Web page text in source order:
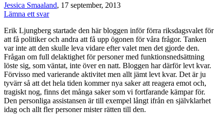
Jessica Smaaland, 17 september, 2013
Lämna ett svar
Erik Ljungberg startade den här bloggen inför förra riksdagsvalet för
att få politiker och andra att få upp ögonen för våra frågor. Tanken
var inte att den skulle leva vidare efter valet men det gjorde den.
Frågan om full delaktighet för personer med funktionsnedsättning
löste sig, som väntat, inte över en natt. Bloggen har därför levt kvar.
Förvisso med varierande aktivitet men allt jämt levt kvar. Det är ju
tyvärr så att det hela tiden kommer nya saker att reagera emot och,
tragiskt nog, finns det många saker som vi fortfarande kämpar för.
Den personliga assistansen är till exempel långt ifrån en självklarhet
idag och allt fler personer mister rätten till den.